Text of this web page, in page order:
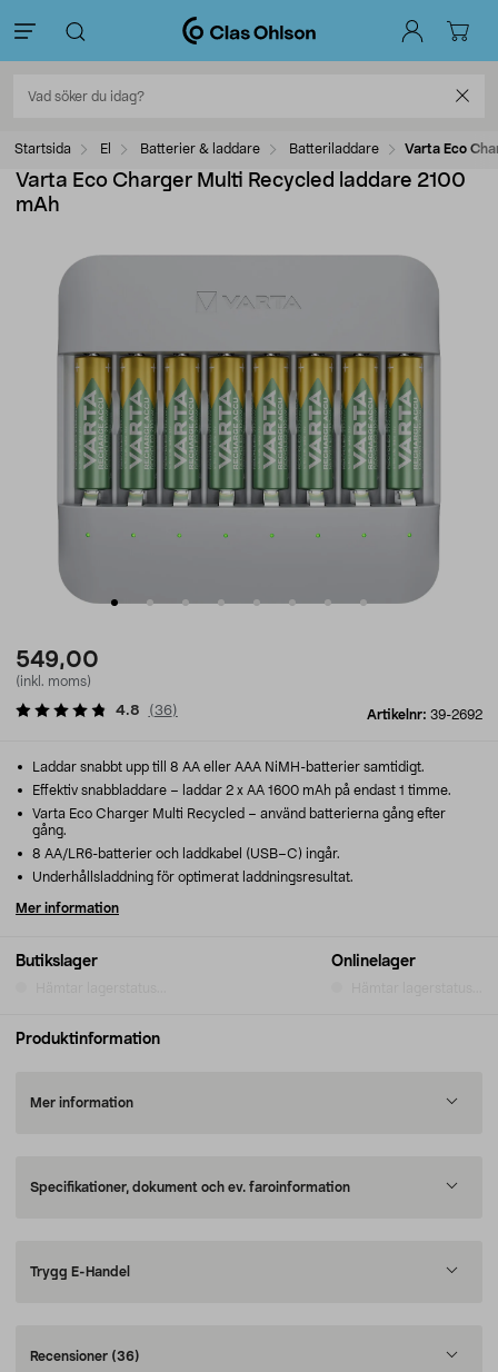
Startsida El Batterier & laddare Batteriladdare Varta Eco
Varta Eco Charger Multi Recycled laddare 2100
mAh
549,00
(inkl. moms)
Artikelnr: 39-2692
4.8 (36)
Butikslager Onlinelager
Laddar snabbt upp till 8 AA eller AAA NiMH-batterier samtidigt.
Effektiv snabbladdare – laddar 2 x AA 1600 mAh på endast 1 timme.
Varta Eco Charger Multi Recycled – använd batterierna gång efter
gång.
8 AA/LR6-batterier och laddkabel (USB–C) ingår.
Underhållsladdning för optimerat laddningsresultat.
Mer information
Produktinformation
Mer information
Specifikationer, dokument och ev. faroinformation
Trygg E-Handel
Recensioner (36)